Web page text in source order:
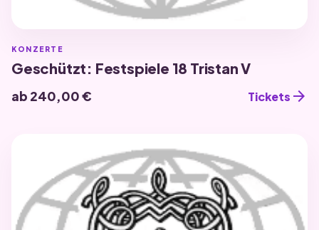
KONZERTE
Geschützt: Festspiele 18 Tristan V
ab 240,00 € Tickets arrow_forward